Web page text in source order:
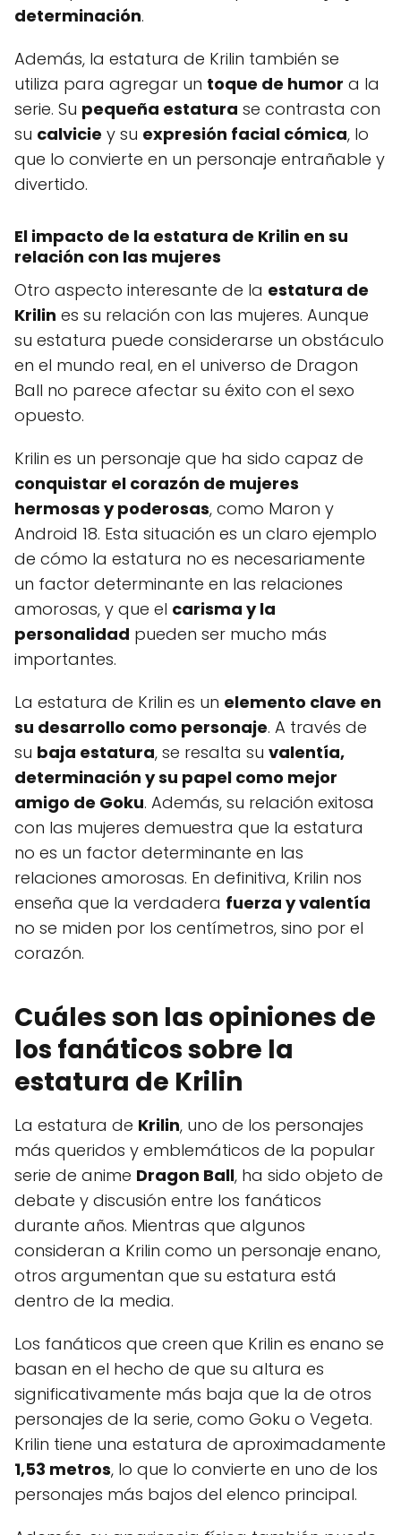
determinación.
Además, la estatura de Krilin también se
utiliza para agregar un toque de humor a la
serie. Su pequeña estatura se contrasta con
su calvicie y su expresión facial cómica, lo
que lo convierte en un personaje entrañable y
divertido.
El impacto de la estatura de Krilin en su
relación con las mujeres
Otro aspecto interesante de la estatura de
Krilin es su relación con las mujeres. Aunque
su estatura puede considerarse un obstáculo
en el mundo real, en el universo de Dragon
Ball no parece afectar su éxito con el sexo
opuesto.
Krilin es un personaje que ha sido capaz de
conquistar el corazón de mujeres
hermosas y poderosas, como Maron y
Android 18. Esta situación es un claro ejemplo
de cómo la estatura no es necesariamente
un factor determinante en las relaciones
amorosas, y que el carisma y la
personalidad pueden ser mucho más
importantes.
La estatura de Krilin es un elemento clave en
su desarrollo como personaje. A través de
su baja estatura, se resalta su valentía,
determinación y su papel como mejor
amigo de Goku. Además, su relación exitosa
con las mujeres demuestra que la estatura
no es un factor determinante en las
relaciones amorosas. En definitiva, Krilin nos
enseña que la verdadera fuerza y valentía
no se miden por los centímetros, sino por el
corazón.
Cuáles son las opiniones de
los fanáticos sobre la
estatura de Krilin
La estatura de Krilin, uno de los personajes
más queridos y emblemáticos de la popular
serie de anime Dragon Ball, ha sido objeto de
debate y discusión entre los fanáticos
durante años. Mientras que algunos
consideran a Krilin como un personaje enano,
otros argumentan que su estatura está
dentro de la media.
Los fanáticos que creen que Krilin es enano se
basan en el hecho de que su altura es
significativamente más baja que la de otros
personajes de la serie, como Goku o Vegeta.
Krilin tiene una estatura de aproximadamente
1,53 metros, lo que lo convierte en uno de los
personajes más bajos del elenco principal.